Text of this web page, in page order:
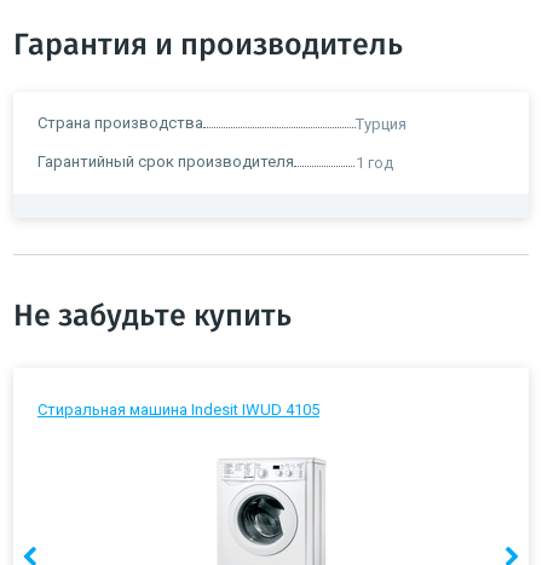
Гарантия и производитель
Страна производства Турция
Гарантийный срок производителя 1 год
Не забудьте купить
Стиральная машина Indesit IWUD 4105